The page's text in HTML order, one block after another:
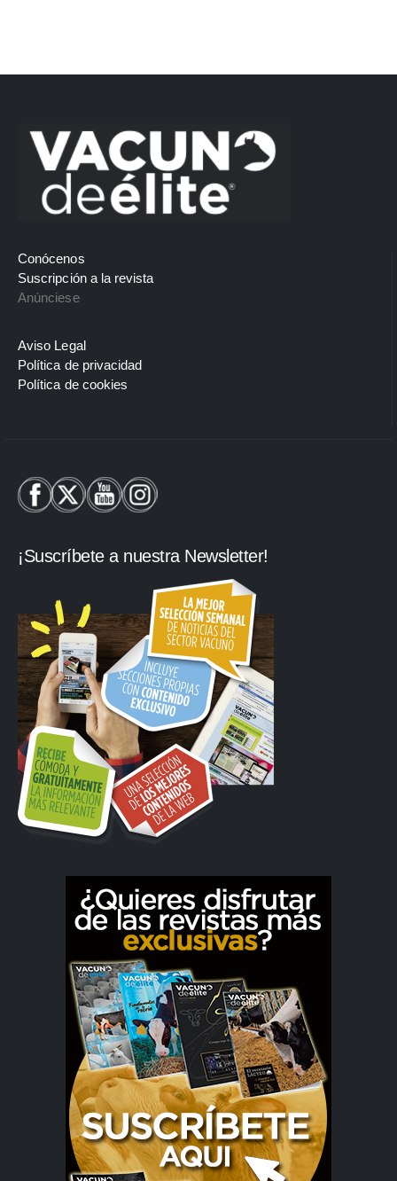
Conócenos
Suscripción a la revista
Anúnciese
Aviso Legal
Política de privacidad
Política de cookies
¡Suscríbete a nuestra Newsletter!